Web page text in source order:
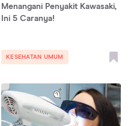
Menangani Penyakit Kawasaki,
Ini 5 Caranya!
KESEHATAN UMUM